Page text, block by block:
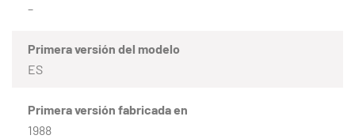
–
Primera versión del modelo
ES
Primera versión fabricada en
1988